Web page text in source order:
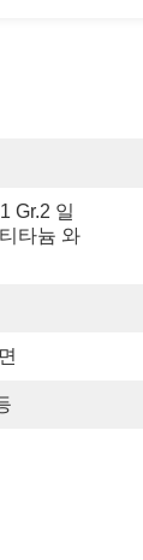
Gr.2 일
타늄 와